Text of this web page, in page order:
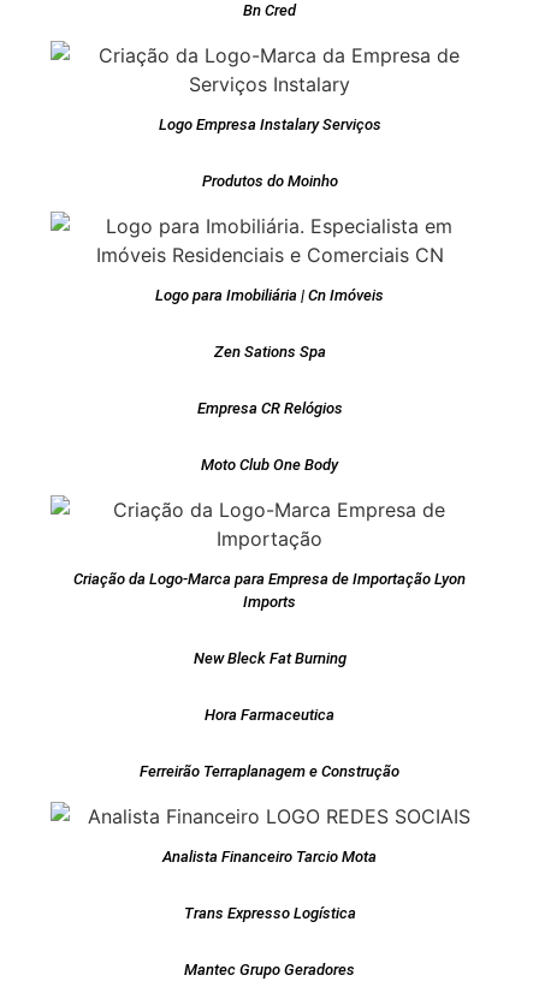
Bn Cred
Logo Empresa Instalary Serviços
Produtos do Moinho
Logo para Imobiliária | Cn Imóveis
Zen Sations Spa
Empresa CR Relógios
Moto Club One Body
Criação da Logo-Marca para Empresa de Importação Lyon
Imports
New Bleck Fat Burning
Hora Farmaceutica
Ferreirão Terraplanagem e Construção
Analista Financeiro Tarcio Mota
Trans Expresso Logística
Mantec Grupo Geradores